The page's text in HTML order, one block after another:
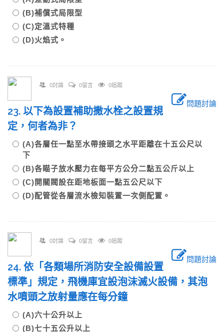
(B)補償式局限型
(C)定溫式特種
(D)火焰式。
0討論 0留言 0追蹤
問題討論
23. 以下為設置補助撒水栓之設置規
定，何者為非？
(A)各層任一點至水帶接頭之水平距離在十五公尺以
下
(B)各瞄子放水壓力在每平方公分二點五公斤以上
(C)開關閥設在距地板面一點五公尺以下
(D)配管從各層流水檢知裝置一次側配置。
0討論 0留言 0追蹤
問題討論
24. 依「各類場所消防安全設備設置
標準」規定，飛機庫宜設泡沫滅火設備，其泡
水噴頭之放射量應在每分鐘
(A)六十公升以上
(B)七十五公升以上